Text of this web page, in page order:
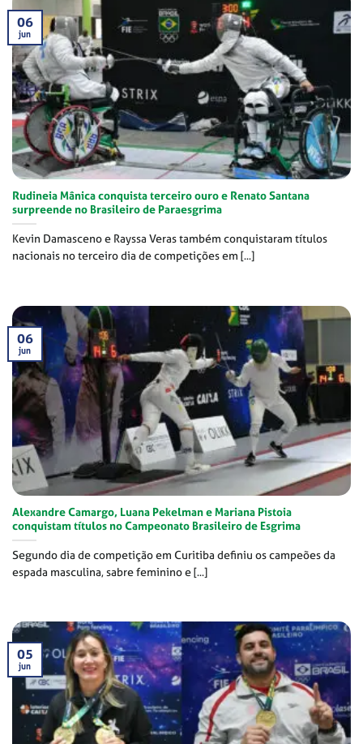
Rudineia Mânica conquista terceiro ouro e Renato Santana
surpreende no Brasileiro de Paraesgrima
Kevin Damasceno e Rayssa Veras também conquistaram títulos
nacionais no terceiro dia de competições em [...]
06
jun
Alexandre Camargo, Luana Pekelman e Mariana Pistoia
conquistam títulos no Campeonato Brasileiro de Esgrima
Segundo dia de competição em Curitiba definiu os campeões da
espada masculina, sabre feminino e [...]
06
jun
05
jun